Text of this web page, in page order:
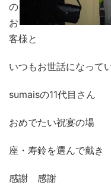
の
お
客様と
いつもお世話になって
sumaisの11代目さん
おめでたい祝宴の場
座・寿鈴を選んで戴き
感謝 感謝